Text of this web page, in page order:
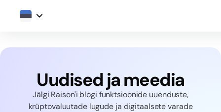
Uudised ja meedia
Jälgi Raison'i blogi funktsioonide uuenduste,
krüptovaluutade lugude ja digitaalsete varade